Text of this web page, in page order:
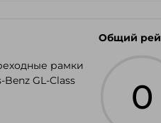
рамки
GL-Class
Общий
0